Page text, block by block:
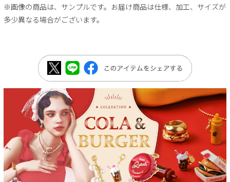
※画像の商品は、サンプルです。お届け商品は仕様、加工、サイズが
多少異なる場合がございます。